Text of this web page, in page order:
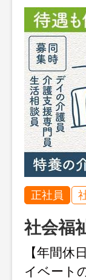
正社員
社会福
【年間
イベート